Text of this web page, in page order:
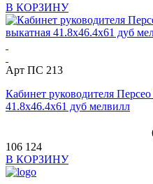
В КОРЗИНУ
Арт ПС 213
Кабинет руководителя
41.8x46.4x61 дуб мелвилл
106 124
В КОРЗИНУ